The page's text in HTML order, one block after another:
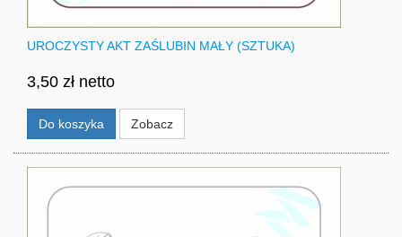
UROCZYSTY AKT ZAŚLUBIN MAŁY (SZTUKA)
3,50 zł netto
Do koszyka Zobacz